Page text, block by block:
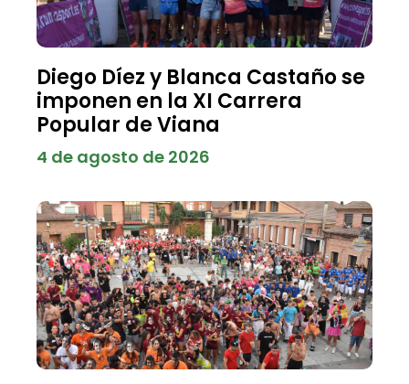
Diego Díez y Blanca Castaño se
imponen en la XI Carrera
Popular de Viana
4 de agosto de 2026